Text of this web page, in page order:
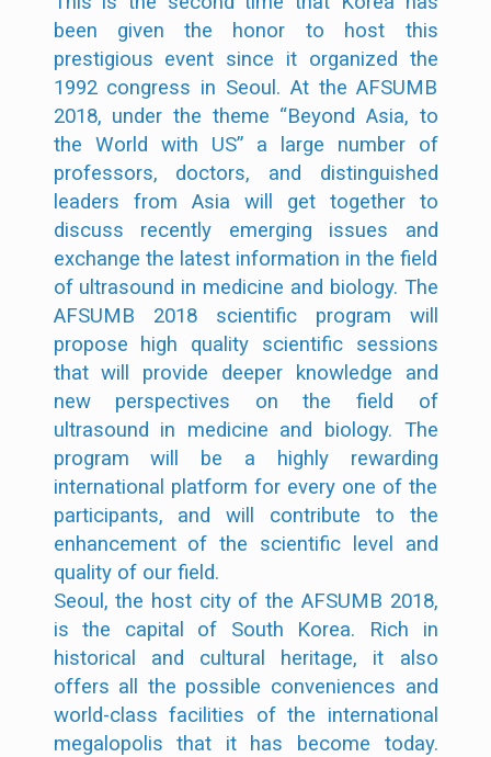
been given the honor to host this
prestigious event since it organized the
1992 congress in Seoul. At the AFSUMB
2018, under the theme “Beyond Asia, to
the World with US” a large number of
professors, doctors, and distinguished
leaders from Asia will get together to
discuss recently emerging issues and
exchange the latest information in the field
of ultrasound in medicine and biology. The
AFSUMB 2018 scientific program will
propose high quality scientific sessions
that will provide deeper knowledge and
new perspectives on the field of
ultrasound in medicine and biology. The
program will be a highly rewarding
international platform for every one of the
participants, and will contribute to the
enhancement of the scientific level and
quality of our field.
Seoul, the host city of the AFSUMB 2018,
is the capital of South Korea. Rich in
historical and cultural heritage, it also
offers all the possible conveniences and
world-class facilities of the international
megalopolis that it has become today.